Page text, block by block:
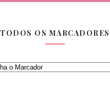
TODOS OS MARCADORES